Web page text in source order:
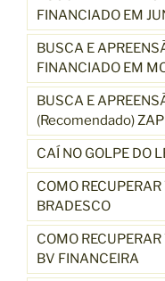
FINANCIADO EM
BUSCA E
FINANCIADO EM
BUSCA E
(Recomendado)
CAÍ NO GOLPE DO
COMO
BRADESCO
COMO
BV FINANCEIRA